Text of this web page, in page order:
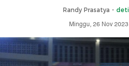
Randy Prasatya -
Minggu, 26 Nov